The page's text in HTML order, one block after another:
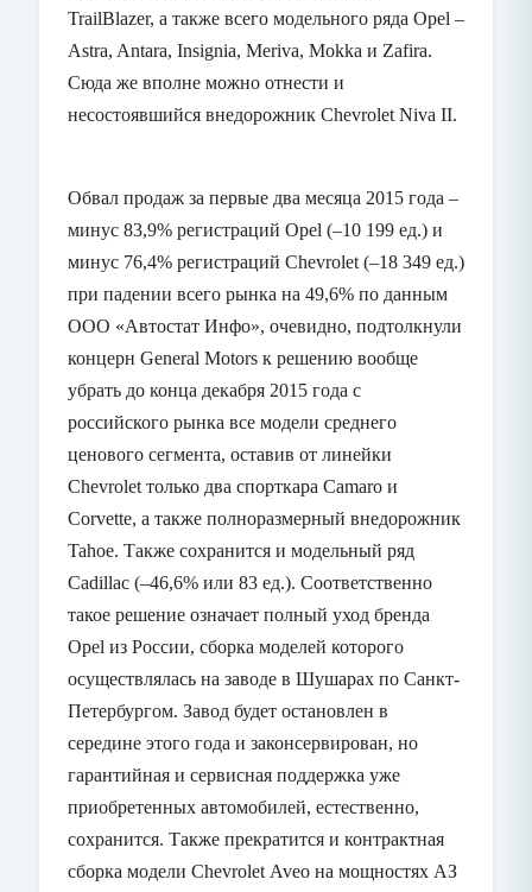
TrailBlazer, а также всего модельного ряда Opel –
Astra, Antara, Insignia, Meriva, Mokka и Zafira.
Сюда же вполне можно отнести и
несостоявшийся внедорожник Chevrolet Niva II.
Обвал продаж за первые два месяца 2015 года –
минус 83,9% регистраций Opel (–10 199 ед.) и
минус 76,4% регистраций Chevrolet (–18 349 ед.)
при падении всего рынка на 49,6% по данным
ООО «Автостат Инфо», очевидно, подтолкнули
концерн General Motors к решению вообще
убрать до конца декабря 2015 года с
российского рынка все модели среднего
ценового сегмента, оставив от линейки
Chevrolet только два спорткара Camaro и
Corvette, а также полноразмерный внедорожник
Tahoe. Также сохранится и модельный ряд
Cadillac (–46,6% или 83 ед.). Соответственно
такое решение означает полный уход бренда
Opel из России, сборка моделей которого
осуществлялась на заводе в Шушарах по Санкт-
Петербургом. Завод будет остановлен в
середине этого года и законсервирован, но
гарантийная и сервисная поддержка уже
приобретенных автомобилей, естественно,
сохранится. Также прекратится и контрактная
сборка модели Chevrolet Aveo на мощностях АЗ